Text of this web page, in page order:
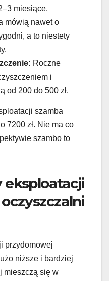
miesiące.
mówią nawet o
a to niestety
Roczne
i
od 200 do 500 zł.
szamba
7200 zł. Nie ma co
szambo to
eksploatacji
przydomowej
niższe i bardziej
mieszczą się w